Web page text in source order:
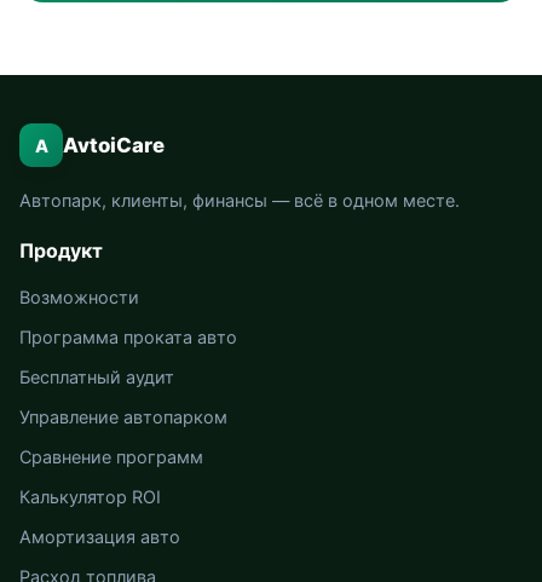
A AvtoiCare
Автопарк, клиенты, финансы — всё в одном месте.
Продукт
Возможности
Программа проката авто
Бесплатный аудит
Управление автопарком
Сравнение программ
Калькулятор ROI
Амортизация авто
Расход топлива